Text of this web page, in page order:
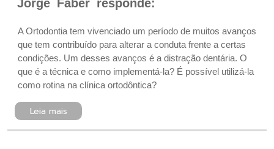
Jorge Faber responde:
A Ortodontia tem vivenciado um período de muitos avanços
que tem contribuído para alterar a conduta frente a certas
condições. Um desses avanços é a distração dentária. O
que é a técnica e como implementá-la? É possível utilizá-la
como rotina na clínica ortodôntica?
Leia mais